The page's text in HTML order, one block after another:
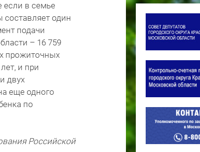
если в семье
один
подачи
– 16 759
прожиточных
и при
двух
еще одного
по
Российской